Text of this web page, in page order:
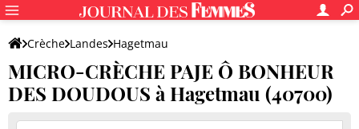
Crèche Landes Hagetmau
MICRO-CRÈCHE PAJE Ô BONHEUR DES DOUDOUS
MICRO-CRÈCHE PAJE Ô BONHEUR
DES DOUDOUS à Hagetmau (40700)